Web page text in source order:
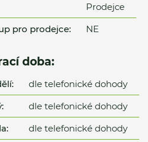
Prodejce
pro prodejce:
NE
doba:
dle telefonické dohody
dle telefonické dohody
dle telefonické dohody